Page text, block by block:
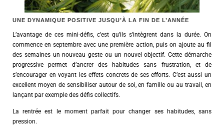
UNE DYNAMIQUE POSITIVE JUSQU’À LA FIN DE L’ANNÉE
L’avantage de ces mini-défis, c’est qu’ils s’intègrent dans la durée. On
commence en septembre avec une première action, puis on ajoute au fil
des semaines un nouveau geste ou un nouvel objectif. Cette démarche
progressive permet d’ancrer des habitudes sans frustration, et de
s’encourager en voyant les effets concrets de ses efforts. C’est aussi un
excellent moyen de sensibiliser autour de soi, en famille ou au travail, en
lançant par exemple des défis collectifs.
La rentrée est le moment parfait pour changer ses habitudes, sans
pression.